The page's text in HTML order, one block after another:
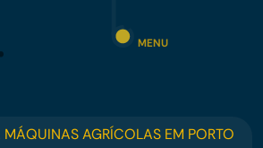
MENU
AGRÍCOLAS EM PORTO